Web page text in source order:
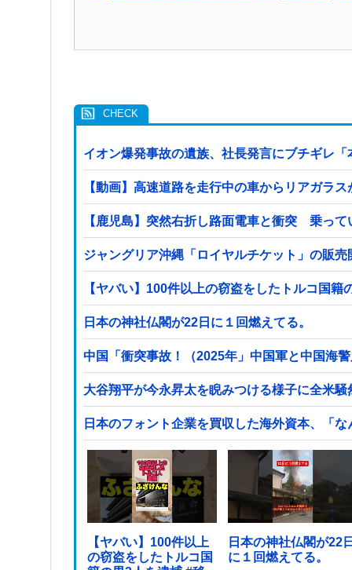
イオン爆発事故の遺族、社長発言にブチギレ
【動画】高速道路を走行中の車からリアガラ
【鹿児島】突然右折し路面電車と衝突 乗っ
ジャングリア沖縄「ロイヤルチケット」の販
日本の神社仏閣が22日に１回燃えてる。
中国「衝突事故！（2025年」中国軍と中国海
大谷翔平が今永昇太を睨みつける様子に全米
日本のフォント企業を買収した海外資本、「
【ヤバい】100件以上
の窃盗をしたトルコ国
日本の神社仏閣が22
に１回燃えてる。